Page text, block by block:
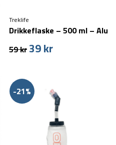
Treklife
Drikkeflaske – 500 ml – Alu
59kr Den
var:
59 kr.
39krDen
39 kr.
-21%